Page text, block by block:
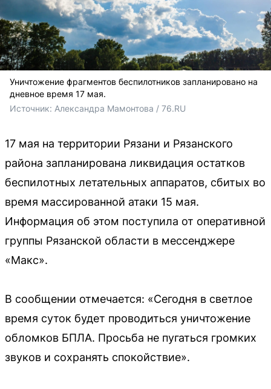
Уничтожение фрагментов беспилотников запланировано на
дневное время 17 мая.
Источник: Александра Мамонтова / 76.RU
17 мая на территории Рязани и Рязанского
района запланирована ликвидация остатков
беспилотных летательных аппаратов, сбитых во
время массированной атаки 15 мая.
Информация об этом поступила от оперативной
группы Рязанской области в мессенджере
«Макс».
В сообщении отмечается: «Сегодня в светлое
время суток будет проводиться уничтожение
обломков БПЛА. Просьба не пугаться громких
звуков и сохранять спокойствие».